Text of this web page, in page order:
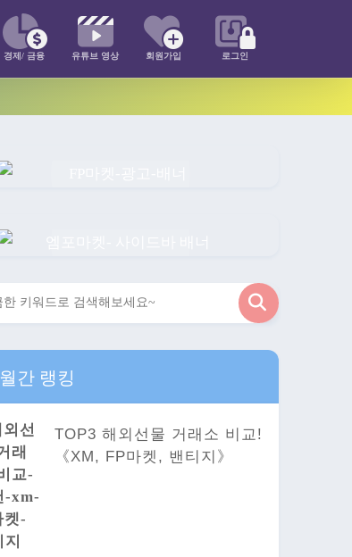
경제/ 금융 유튜브 영상 회원가입 로그인
검
월간 랭킹
TOP3 해외선물 거래소 비교!
《XM, FP마켓, 밴티지》